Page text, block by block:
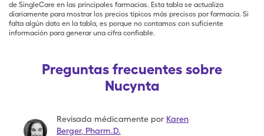
de SingleCare en las principales farmacias. Esta tabla se actualiza
diariamente para mostrar los precios típicos más precisos por farmacia. Si
falta algún dato en la tabla, es porque no contamos con suficiente
información para generar una cifra confiable.
Preguntas frecuentes sobre
Nucynta
Revisada médicamente por Karen
Berger, Pharm.D.